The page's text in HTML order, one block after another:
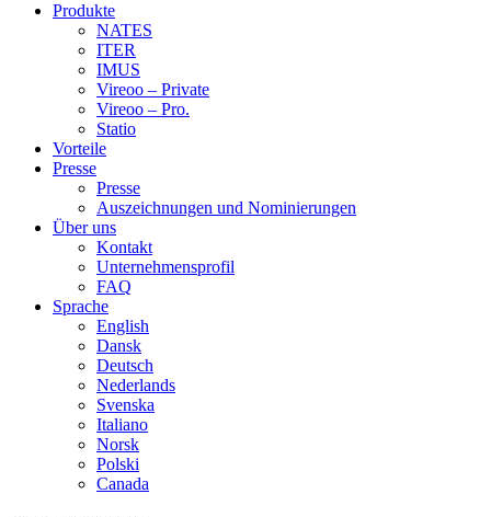
Produkte
NATES
ITER
IMUS
Vireoo – Private
Vireoo – Pro.
Statio
Vorteile
Presse
Presse
Auszeichnungen und Nominierungen
Über uns
Kontakt
Unternehmensprofil
FAQ
Sprache
English
Dansk
Deutsch
Nederlands
Svenska
Italiano
Norsk
Polski
Canada